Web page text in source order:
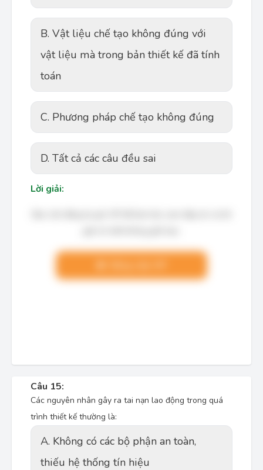
B. Vật liệu chế tạo không đúng với
vật liệu mà trong bản thiết kế đã tính
toán
C. Phương pháp chế tạo không đúng
D. Tất cả các câu đều sai
Lời giải:
Câu 15:
Các nguyên nhân gây ra tai nạn lao động trong quá
trình thiết kế thường là:
A. Không có các bộ phận an toàn,
thiếu hệ thống tín hiệu